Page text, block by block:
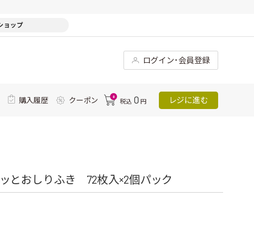
ョップ
ログイン･会員登録
購入履歴 クーポン 0
税込 0 円 レジに進む
とおしりふき 72枚入×2個パック